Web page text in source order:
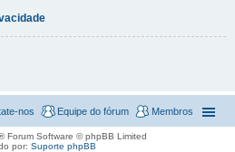
Membros
Equipe do fórum
nos
Forum Software © phpBB Limited
por: Suporte phpBB